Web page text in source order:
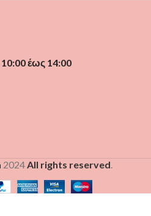
έως 14:00
2024All rights reserved.